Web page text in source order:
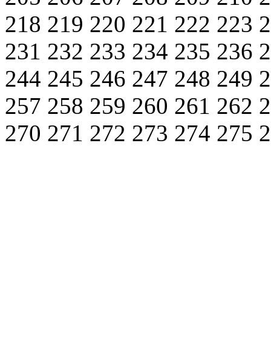
218 219 220 221 222 223
231 232 233 234 235 236
244 245 246 247 248 249
257 258 259 260 261 262
270 271 272 273 274 275